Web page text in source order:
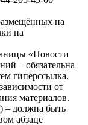
на
на
«Новости
– обязательна
гиперссылка.
от
материалов.
– должна быть
абзаце